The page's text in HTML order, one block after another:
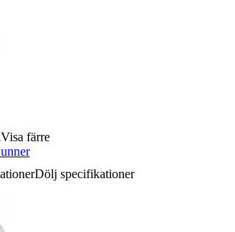
Visa färre
Dölj specifikationer